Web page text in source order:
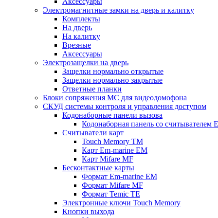
Электромагнитные замки на дверь и калитку
Комплекты
На дверь
На калитку
Врезные
Аксессуары
Электрозащелки на дверь
Защелки нормально открытые
Защелки нормально закрытые
Ответные планки
Блоки сопряжения МС для видеодомофона
СКУД системы контроля и управления доступом
Кодонаборные панели вызова
Кодонаборная панель со считывателем
Считыватели карт
Touch Memory TM
Карт Em-marine EM
Карт Mifare MF
Бесконтактные карты
Формат Em-marine EM
Формат Mifare MF
Формат Temic TE
Электронные ключи Touch Memory
Кнопки выхода